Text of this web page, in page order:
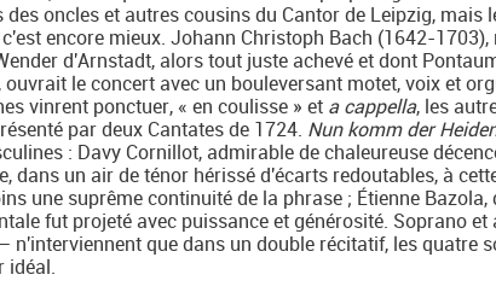
oncles et autres cousins du Cantor de Leipzig, mais
encore mieux. Johann Christoph Bach (1642-
d'Arnstadt, alors tout juste achevé et dont
le concert avec un bouleversant motet, voix et
vinrent ponctuer, « en coulisse » et a cappella, les
par deux Cantates de 1724. Nun komm der
: Davy Cornillot, admirable de chaleureuse
dans un air de ténor hérissé d'écarts redoutables, à
une suprême continuité de la phrase ; Étienne
fut projeté avec puissance et générosité. Soprano
n'interviennent que dans un double récitatif, les quatre
idéal.